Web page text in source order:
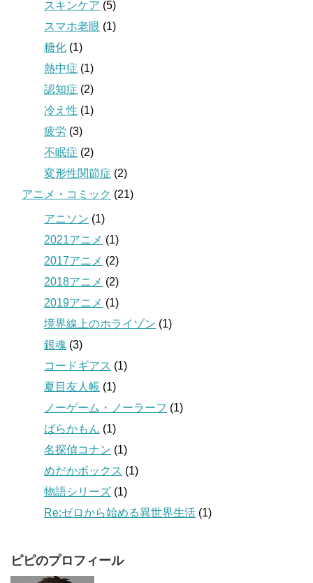
スキンケア (5)
スマホ老眼 (1)
糖化 (1)
熱中症 (1)
認知症 (2)
冷え性 (1)
疲労 (3)
不眠症 (2)
変形性関節症 (2)
アニメ・コミック (21)
アニソン (1)
2021アニメ (1)
2017アニメ (2)
2018アニメ (2)
2019アニメ (1)
境界線上のホライゾン (1)
銀魂 (3)
コードギアス (1)
夏目友人帳 (1)
ノーゲーム・ノーラーフ (1)
ばらかもん (1)
名探偵コナン (1)
めだかボックス (1)
物語シリーズ (1)
Re:ゼロから始める異世界生活 (1)
ピピのプロフィール